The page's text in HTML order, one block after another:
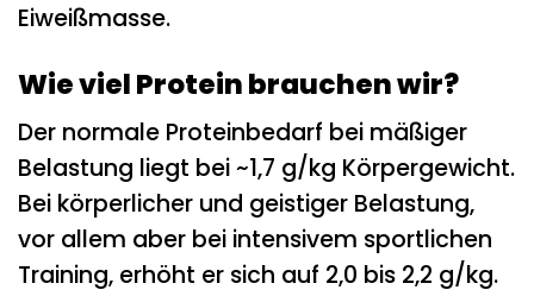
Eiweißmasse.
Wie viel Protein brauchen wir?
Der normale Proteinbedarf bei mäßiger
Belastung liegt bei ~1,7 g/kg Körpergewicht.
Bei körperlicher und geistiger Belastung,
vor allem aber bei intensivem sportlichen
Training, erhöht er sich auf 2,0 bis 2,2 g/kg.